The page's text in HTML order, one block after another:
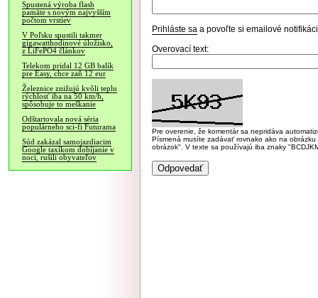
Spustená výroba flash
pamäte s novým najvyšším
počtom vrstiev
V Poľsku spustili takmer
gigawatthodinové úložisko,
z LiFePO4 článkov
Telekom pridal 12 GB balík
pre Easy, chce zaň 12 eur
Železnice znižujú kvôli teplu
rýchlosť iba na 50 km/h,
spôsobuje to meškanie
Odštartovala nová séria
populárneho sci-fi Futurama
Súd zakázal samojazdiacim
Google taxíkom dobíjanie v
noci, rušili obyvateľov
Prihláste sa a povoľte si emailové
Overovací text:
Pre overenie, že komentár sa nepridáva
Písmená musíte zadávať rovnako ako na
obrázok". V texte sa používajú iba znaky